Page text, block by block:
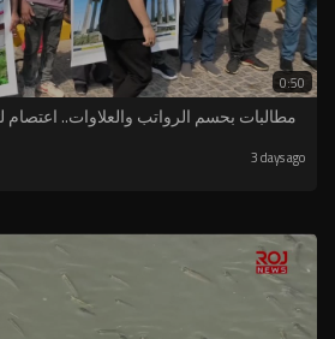
0:50
مطالبات بحسم الرواتب والعلاوات..
3 days ago